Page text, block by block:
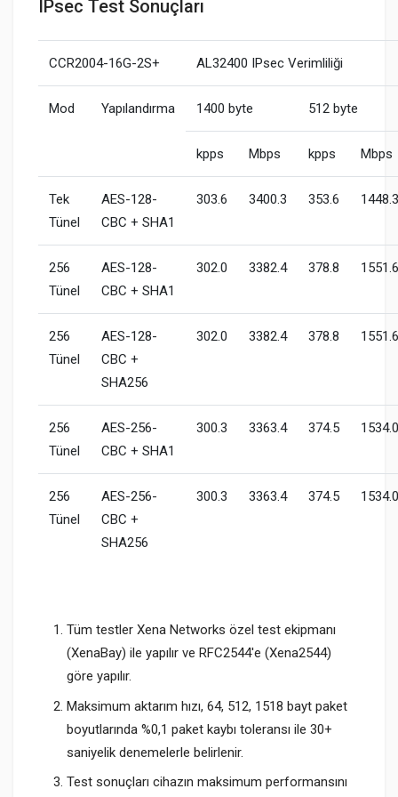
IPsec Test Sonuçları
CCR2004-16G-2S+ AL32400 IPsec Verimliliği
Mod Yapılandırma 1400 byte 512 byte
kpps Mbps kpps Mbps
Tek
Tünel
AES-128-
CBC + SHA1
303.6 3400.3 353.6 1448.3
256
Tünel
AES-128-
CBC + SHA1
302.0 3382.4 378.8 1551.6
256
Tünel
AES-128-
CBC +
SHA256
302.0 3382.4 378.8 1551.6
256
Tünel
AES-256-
CBC + SHA1
300.3 3363.4 374.5 1534.0
256
Tünel
AES-256-
CBC +
SHA256
300.3 3363.4 374.5 1534.0
Tüm testler Xena Networks özel test ekipmanı
(XenaBay) ile yapılır ve RFC2544'e (Xena2544)
göre yapılır.
Maksimum aktarım hızı, 64, 512, 1518 bayt paket
boyutlarında %0,1 paket kaybı toleransı ile 30+
saniyelik denemelerle belirlenir.
Test sonuçları cihazın maksimum performansını